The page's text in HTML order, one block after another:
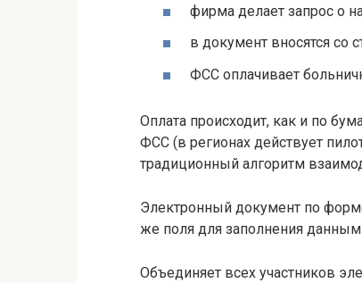
фирма делает запрос о
в документ вносятся со
ФСС оплачивает
Оплата происходит, как и по
ФСС (в регионах действует
традиционный алгоритм
Электронный документ по
же поля для заполнения
Объединяет всех участников